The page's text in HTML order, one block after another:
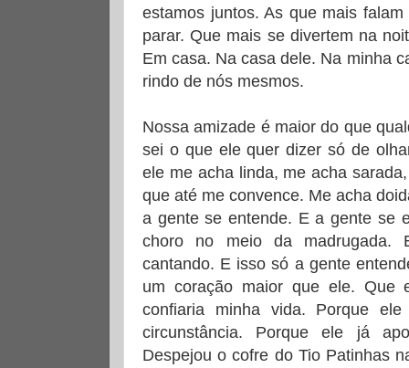
estamos juntos. As que mais
parar. Que mais se divertem na
Em casa. Na casa dele. Na minha
rindo de nós mesmos.
Nossa amizade é maior do que
sei o que ele quer dizer só de
ele me acha linda, me acha
que até me convence. Me acha
a gente se entende. E a gente se
choro no meio da
cantando. E isso só a gente
um coração maior que ele.
confiaria minha vida. Porque
circunstância. Porque ele já
Despejou o cofre do Tio Patinhas